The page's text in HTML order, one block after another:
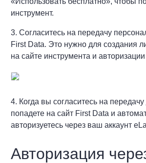
инструмент.
3. Согласитесь на передачу
First Data. Это нужно для создания
на сайте инструмента и
4. Когда вы согласитесь на
попадете на сайт First Data и
авторизуетесь через ваш аккаунт
Авторизация